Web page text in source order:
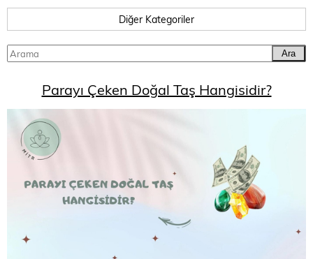
Diğer Kategoriler
Ara
Parayı Çeken Doğal Taş Hangisidir?